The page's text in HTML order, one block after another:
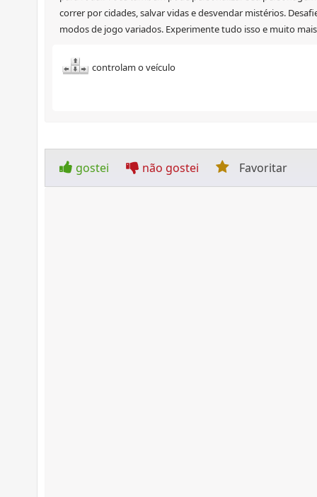
correr por cidades, salvar vidas e desvendar mistérios.
modos de jogo variados. Experimente tudo isso e muito
controlam o veículo
gostei não gostei Favoritar